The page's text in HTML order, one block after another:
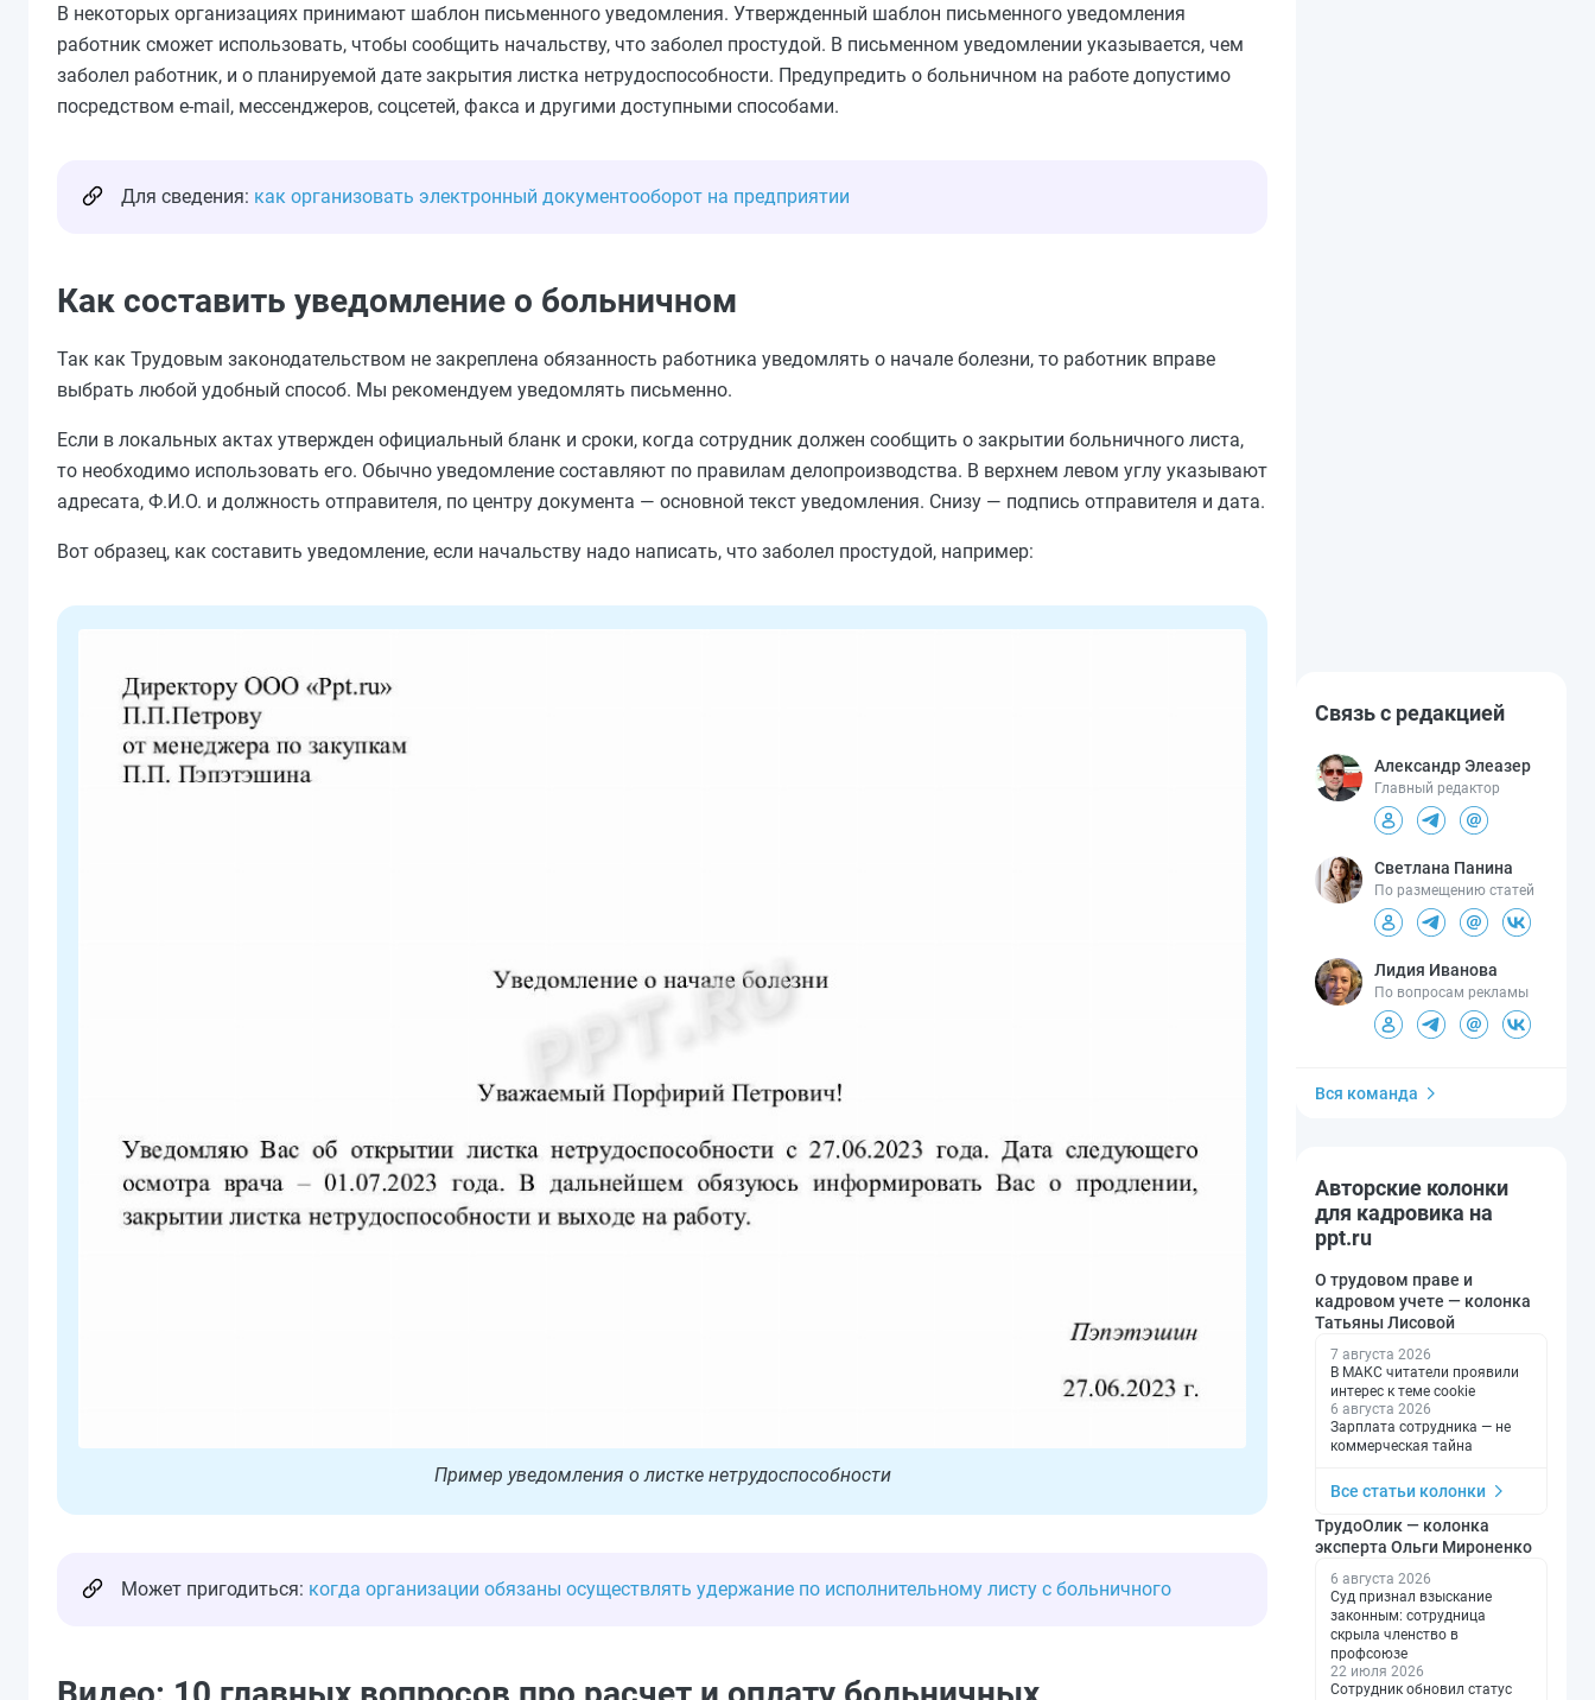
В некоторых организациях принимают шаблон письменного уведомления. Утвержденный шаблон письменного уведомления
работник сможет использовать, чтобы сообщить начальству, что заболел простудой. В письменном уведомлении указывается, чем
заболел работник, и о планируемой дате закрытия листка нетрудоспособности. Предупредить о больничном на работе допустимо
посредством e-mail, мессенджеров, соцсетей, факса и другими доступными способами.
Для сведения: как организовать электронный документооборот на предприятии
Как составить уведомление о больничном
Так как Трудовым законодательством не закреплена обязанность работника уведомлять о начале болезни, то работник вправе
выбрать любой удобный способ. Мы рекомендуем уведомлять письменно.
Если в локальных актах утвержден официальный бланк и сроки, когда сотрудник должен сообщить о закрытии больничного листа,
то необходимо использовать его. Обычно уведомление составляют по правилам делопроизводства. В верхнем левом углу указывают
адресата, Ф.И.О. и должность отправителя, по центру документа — основной текст уведомления. Снизу — подпись отправителя и дата.
Вот образец, как составить уведомление, если начальству надо написать, что заболел простудой, например:
Пример уведомления о листке нетрудоспособности
Может пригодиться: когда организации обязаны осуществлять удержание по исполнительному листу с больничного
Связь с редакцией
Александр Элеазер
Главный редактор
Светлана Панина
По размещению статей
Лидия Иванова
По вопросам рекламы
Вся команда
Авторские колонки
для кадровика на
ppt.ru
О трудовом праве и
кадровом учете — колонка
Татьяны Лисовой
7 августа 2026
В МАКС читатели проявили
интерес к теме cookie
6 августа 2026
Зарплата сотрудника — не
коммерческая тайна
Все статьи колонки
ТрудоОлик — колонка
эксперта Ольги Мироненко
6 августа 2026
Суд признал взыскание
законным: сотрудница
скрыла членство в
профсоюзе
22 июля 2026
Сотрудник обновил статус